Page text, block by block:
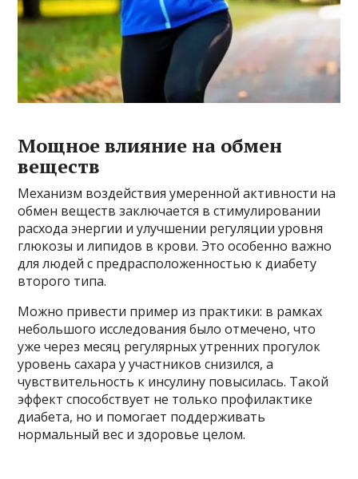
Мощное влияние на обмен
веществ
Механизм воздействия умеренной активности на
обмен веществ заключается в стимулировании
расхода энергии и улучшении регуляции уровня
глюкозы и липидов в крови. Это особенно важно
для людей с предрасположенностью к диабету
второго типа.
Можно привести пример из практики: в рамках
небольшого исследования было отмечено, что
уже через месяц регулярных утренних прогулок
уровень сахара у участников снизился, а
чувствительность к инсулину повысилась. Такой
эффект способствует не только профилактике
диабета, но и помогает поддерживать
нормальный вес и здоровье целом.